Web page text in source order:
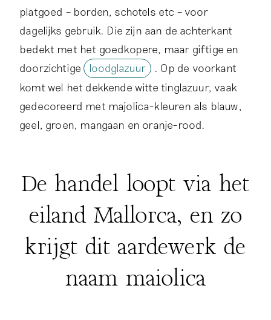
platgoed – borden, schotels etc – voor
dagelijks gebruik. Die zijn aan de achterkant
bedekt met het goedkopere, maar giftige en
doorzichtige loodglazuur
. Op de voorkant
komt wel het dekkende witte tinglazuur, vaak
gedecoreerd met majolica-kleuren als blauw,
geel, groen, mangaan en oranje-rood.
De handel loopt via het
eiland Mallorca, en zo
krijgt dit aardewerk de
naam maiolica